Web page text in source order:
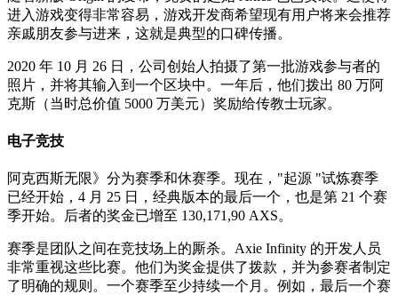
进入游戏变得非常容易，游戏开发商希望现有用户将来会推荐
亲戚朋友参与进来，这就是典型的口碑传播。
2020 年 10 月 26 日，公司创始人拍摄了第一批游戏参与者的
照片，并将其输入到一个区块中。一年后，他们拨出 80 万阿
克斯（当时总价值 5000 万美元）奖励给传教士玩家。
电子竞技
阿克西斯无限》分为赛季和休赛季。现在，"起源 "试炼赛季
已经开始，4 月 25 日，经典版本的最后一个，也是第 21 个赛
季开始。后者的奖金已增至 130,171,90 AXS。
赛季是团队之间在竞技场上的厮杀。Axie Infinity 的开发人员
非常重视这些比赛。他们为奖金提供了拨款，并为参赛者制定
了明确的规则。一个赛季至少持续一个月。例如，最后一个赛